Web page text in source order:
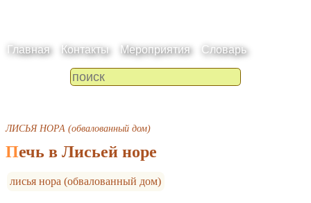
Главная Контакты Мероприятия Словарь
ЛИСЬЯ НОРА (обвалованный дом)
Печь в Лисьей норе
лисья нора (обвалованный дом)